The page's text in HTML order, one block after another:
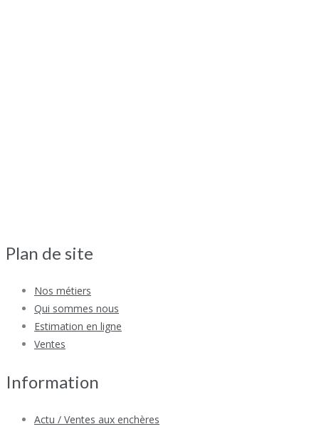
Plan de site
Nos métiers
Qui sommes nous
Estimation en ligne
Ventes
Information
Actu / Ventes aux enchères